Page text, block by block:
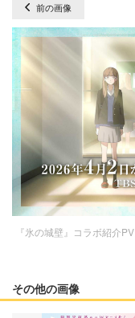
前の画像
『氷の城壁』コラボ紹介
その他の画像